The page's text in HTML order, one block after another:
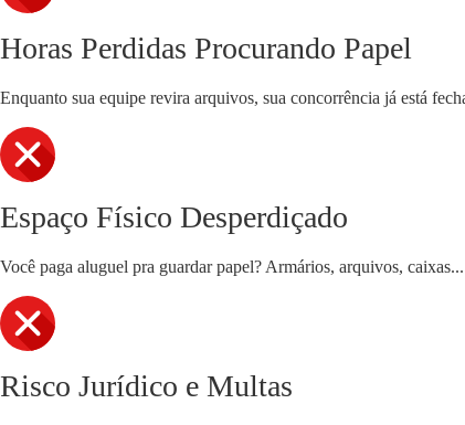
Horas Perdidas Procurando Papel
Enquanto sua equipe revira arquivos, sua concorrência já está
Espaço Físico Desperdiçado
Você paga aluguel pra guardar papel? Armários, arquivos,
Risco Jurídico e Multas